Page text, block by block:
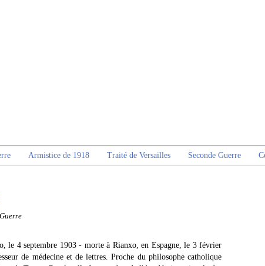
Armistice de 1918 Traité de Versailles Seconde Guerre
le 4 septembre 1903 - morte à Rianxo, en Espagne, le 3 février
de médecine et de lettres. Proche du philosophe catholique